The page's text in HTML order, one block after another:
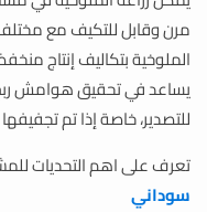
مرن وقابل للتكيف مع مختلف
الملوخية بتكاليف إنتاج
يساعد في تحقيق هوامش
للتصدير، خاصة إذا تم
تعرف على اهم التحديات
سوداني